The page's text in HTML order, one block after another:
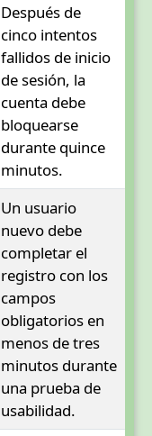
Después de
cinco intentos
fallidos de inicio
de sesión, la
cuenta debe
bloquearse
durante quince
minutos.
Un usuario
nuevo debe
completar el
registro con los
campos
obligatorios en
menos de tres
minutos durante
una prueba de
usabilidad.